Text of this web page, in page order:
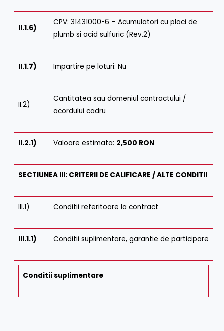
II.1.6)
CPV: 31431000-6 – Acumulatori cu placi de
plumb si acid sulfuric (Rev.2)
II.1.7) Impartire pe loturi: Nu
II.2)
Cantitatea sau domeniul contractului /
acordului cadru
II.2.1) Valoare estimata: 2,500 RON
SECTIUNEA III: CRITERII DE CALIFICARE / ALTE CONDITII
III.1) Conditii referitoare la contract
III.1.1) Conditii suplimentare, garantie de participare
Conditii suplimentare